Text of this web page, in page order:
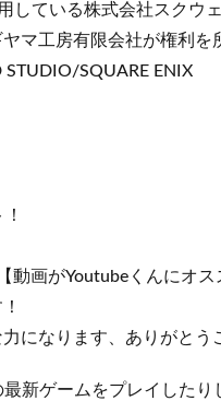
している株式会社スクウ
マ工房有限会社が権利を
SQUARE ENIX
動画がYoutubeくんにオ
になります、ありがとう
新ゲームをプレイしたり